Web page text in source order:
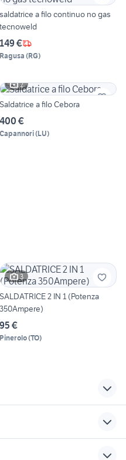
saldatrice a filo continuo no gas
tecnoweld
149 €
Ragusa (RG)
2
Saldatrice a filo Cebora
400 €
Capannori(LU)
3
SALDATRICE 2 IN 1 (Potenza
350Ampere)
95 €
Pinerolo(TO)